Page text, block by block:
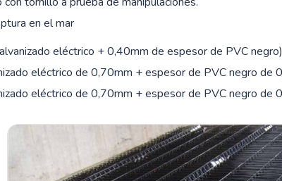
en el mar
eléctrico + 0,40mm de espesor de PVC
eléctrico de 0,70mm + espesor de PVC negro de
eléctrico de 0,70mm + espesor de PVC negro de